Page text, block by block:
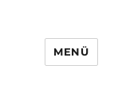
MENÜ